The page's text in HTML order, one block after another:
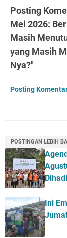
Posting
Mei 2026:
Masih
yang Masih
Nya?"
Posting
POSTINGAN LEBIH
Ini